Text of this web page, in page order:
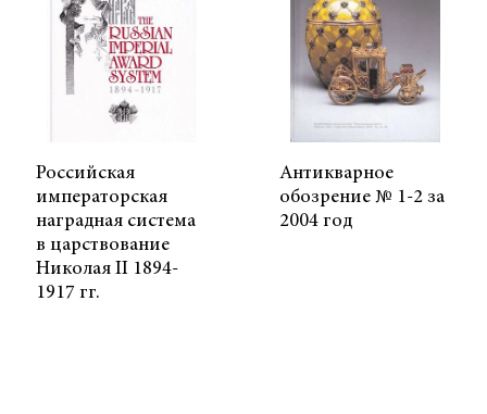
Российская
императорская
наградная система
в царствование
Николая II 1894-
1917 гг.
Антикварное
обозрение № 1-2 за
2004 год